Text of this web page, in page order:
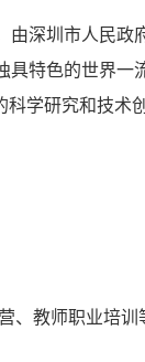
深圳市人民政
特色的世界一
学研究和技术
、教师职业培训